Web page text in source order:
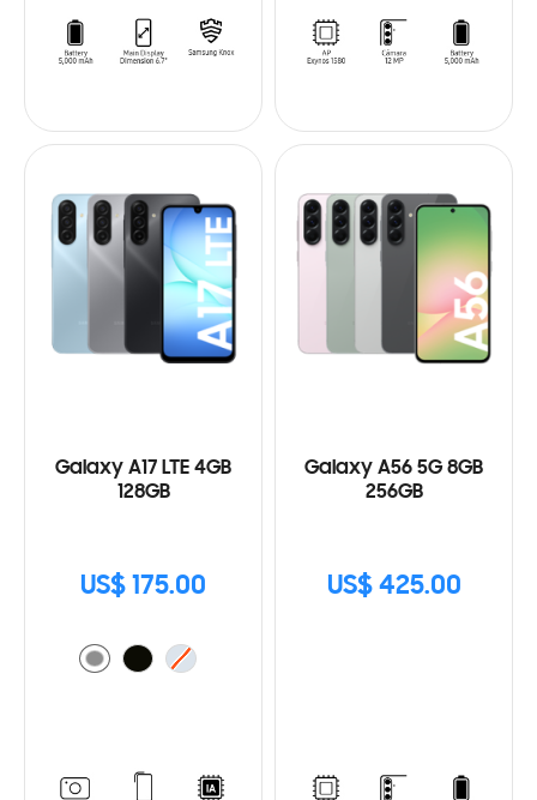
Galaxy A17 LTE 4GB
128GB
US$ 175.00
Galaxy A56 5G 8GB
256GB
US$ 425.00